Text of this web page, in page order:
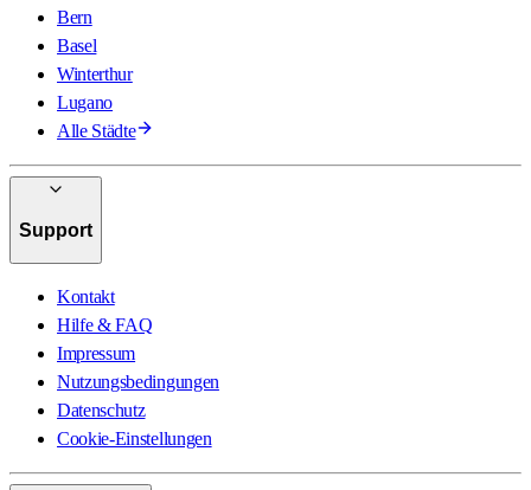
Bern
Basel
Winterthur
Lugano
Alle Städte
Support
Kontakt
Hilfe & FAQ
Impressum
Nutzungsbedingungen
Datenschutz
Cookie-Einstellungen